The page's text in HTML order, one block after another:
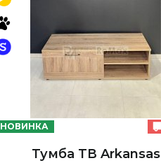
НОВИНКА
Тумба ТВ Arkansas